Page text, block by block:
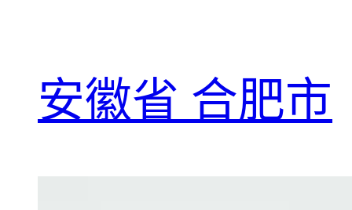
安徽省 合肥市